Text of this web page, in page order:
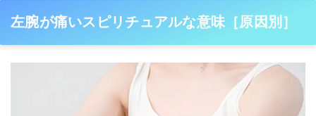
左腕が痛いスピリチュアルな意味［原因別］